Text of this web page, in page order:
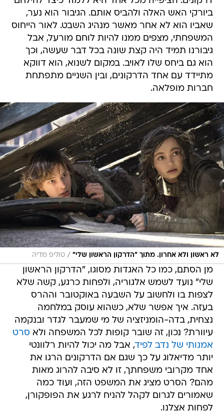
ביורקי האש האלה ולהביס אותם. הגיבור הוא נער,
שאביו הוא לא אחר מאשר מנהיג השבט. לאור הייחוס
המשפחתי, מצפים ממנו להיות לוחם מורעל, אבל
גיבורנו תמיד היה קצת שונה בכל דבר שעשה, וכך
הוא גם ביחס שלו לאויב. במקום לשנוא, הוא דווקא
מתיידד עם אחד הדרקונים, ובין השניים מתפתחת
חברות מופלאה.
לא ראשון ולא אחרון. מתוך "הדרקון הראשון שלי" / טוליפ מדיה
מן הסתם, כמו כל האגדות מסוגו, "הדרקון הראשון
שלי" נועד לשמש אלגוריה, ולפחות כרגע, קשה שלא
לצפות בו ולחשוב על השבעה באוקטובר וההרס
בעזה. איך אפשר שלא, כשהוא עוסק במלחמה
נצחית, בדה-הומניזציה של מי שמעבר לגדר ובנקמה
עיוורת? נכון, זה שובר קופות לכל המשפחה ולא סרט
אמנותי של נדב לפיד, אבל מה יכול להיות רלוונטי
יותר מדיאלוג על כך שגם אם הדרקונים הרגו את
אחד מקרובי משפחתך, זו לא סיבה להרוג מאות
מהם? הסרט מציג את המשפט הזה, ועוד כמה
שאמורים לגרום לקהל להניח לרגע את הפופקורן,
לפחות אצלנו.